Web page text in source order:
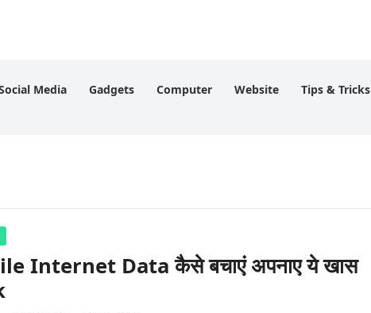
Media Gadgets Computer Website Tips & Tricks
Internet Data कैसे बचाएं अपनाए ये खास